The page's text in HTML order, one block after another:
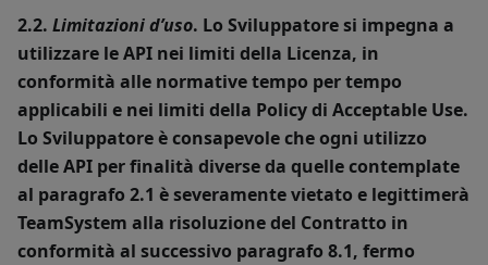
2.2. Limitazioni d’uso. Lo Sviluppatore si impegna a
utilizzare le API nei limiti della Licenza, in
conformità alle normative tempo per tempo
applicabili e nei limiti della Policy di Acceptable Use.
Lo Sviluppatore è consapevole che ogni utilizzo
delle API per finalità diverse da quelle contemplate
al paragrafo 2.1 è severamente vietato e legittimerà
TeamSystem alla risoluzione del Contratto in
conformità al successivo paragrafo 8.1, fermo